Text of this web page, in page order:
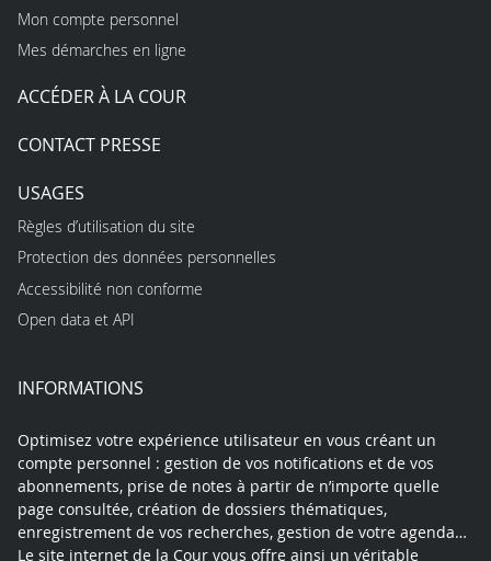
Mon compte personnel
Mes démarches en ligne
ACCÉDER À LA COUR
CONTACT PRESSE
USAGES
Règles d’utilisation du site
Protection des données personnelles
Accessibilité non conforme
Open data et API
INFORMATIONS
Optimisez votre expérience utilisateur en vous créant un
compte personnel : gestion de vos notifications et de vos
abonnements, prise de notes à partir de n’importe quelle
page consultée, création de dossiers thématiques,
enregistrement de vos recherches, gestion de votre agenda…
Le site internet de la Cour vous offre ainsi un véritable